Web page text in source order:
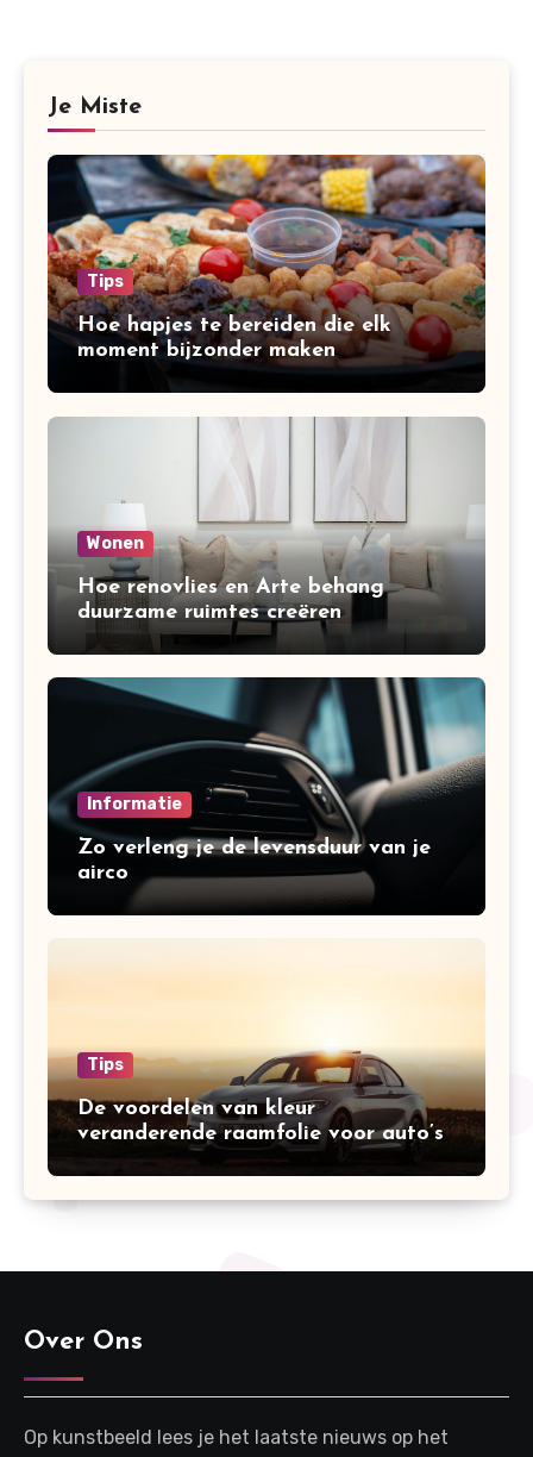
Je Miste
Tips
Hoe hapjes te bereiden die elk
moment bijzonder maken
Wonen
Hoe renovlies en Arte behang
duurzame ruimtes creëren
Informatie
Zo verleng je de levensduur van je
airco
Tips
De voordelen van kleur
veranderende raamfolie voor auto’s
Over Ons
Op kunstbeeld lees je het laatste nieuws op het